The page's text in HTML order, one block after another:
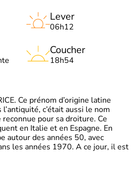
Lever
06h12
Coucher
18h54
Ce prénom d’origine latine
c’était aussi le nom
pour sa droiture. Ce
en Italie et en Espagne. En
autour des années 50, avec
les années 1970. A ce jour, il est